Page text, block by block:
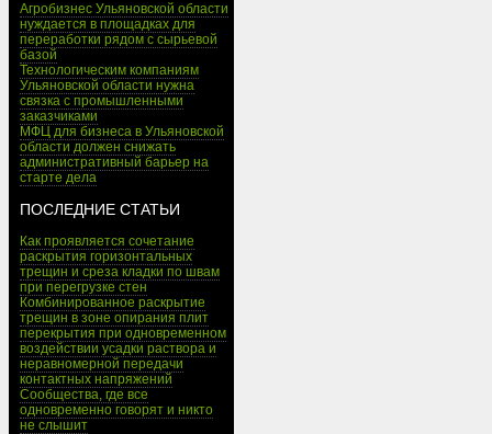
Агробизнес Ульяновской области
нуждается в площадках для
переработки рядом с сырьевой
базой
Технологическим компаниям
Ульяновской области нужна
связка с промышленными
заказчиками
МФЦ для бизнеса в Ульяновской
области должен снижать
административный барьер на
старте дела
ПОСЛЕДНИЕ СТАТЬИ
Как проявляется сочетание
раскрытия горизонтальных
трещин и среза кладки по швам
при перегрузке стен
Комбинированное раскрытие
трещин в зоне опирания плит
перекрытия при одновременном
воздействии усадки раствора и
неравномерной передачи
контактных напряжений
Сообщества, где все
одновременно говорят и никто
не слышит